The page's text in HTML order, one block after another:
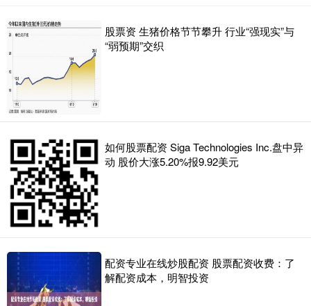
股票资 生猪价格节节攀升 行业“强现实”与
“弱预期”交织
如何股票配资 Siga Technologies Inc.盘中异
动 股价大涨5.20%报9.92美元
配资专业在线炒股配资 股票配资收费：了
解配资成本，明智投资